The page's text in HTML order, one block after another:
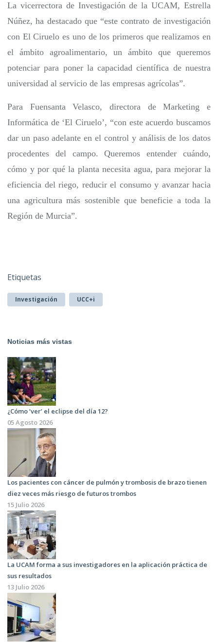
La vicerrectora de Investigación de la UCAM, Estrella
Núñez, ha destacado que “este contrato de investigación
con El Ciruelo es uno de los primeros que realizamos en
el ámbito agroalimentario, un ámbito que queremos
potenciar para poner la capacidad científica de nuestra
universidad al servicio de las empresas agrícolas”.
Para Fuensanta Velasco, directora de Marketing e
Informática de ‘El Ciruelo’, “con este acuerdo buscamos
dar un paso adelante en el control y análisis de los datos
procedentes del campo. Queremos entender cuándo,
cómo y por qué la planta necesita agua, para mejorar la
eficiencia del riego, reducir el consumo y avanzar hacia
una agricultura más sostenible que beneficie a toda la
Región de Murcia”.
Etiquetas
Investigación UCC+i
Noticias más vistas
¿Cómo ‘ver’ el eclipse del día 12?
05 Agosto 2026
Los pacientes con cáncer de pulmón y trombosis de brazo tienen
diez veces más riesgo de futuros trombos
15 Julio 2026
La UCAM forma a sus investigadores en la aplicación práctica de
sus resultados
13 Julio 2026